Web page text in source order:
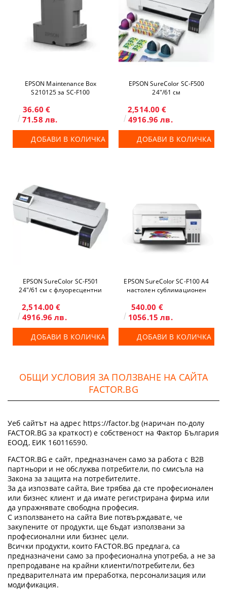
EPSON Maintenance Box
S210125 за SC-F100
36.60 €
71.58 лв.
ДОБАВИ В КОЛИЧКА
EPSON SureColor SC-F500
24"/61 см
2,514.00 €
4916.96 лв.
ДОБАВИ В КОЛИЧКА
EPSON SureColor SC-F501
24"/61 см с флуоресцентни
2,514.00 €
4916.96 лв.
ДОБАВИ В КОЛИЧКА
EPSON SureColor SC-F100 A4
настолен сублимационен
540.00 €
1056.15 лв.
ДОБАВИ В КОЛИЧКА
ОБЩИ УСЛОВИЯ ЗА ПОЛЗВАНЕ НА САЙТА
FACTOR.BG
Уеб сайтът на адрес https://factor.bg (наричан по-долу
FACTOR.BG за краткост) е собственост на Фактор България
ЕООД, ЕИК 160116590.
FACTOR.BG е сайт, предназначен само за работа с B2B
партньори и не обслужва потребители, по смисъла на
Закона за защита на потребителите.
За да изпозвате сайта, Вие трябва да сте професионален
или бизнес клиент и да имате регистрирана фирма или
да упражнявате свободна професия.
С използването на сайта Вие потвърждавате, че
закупените от продукти, ще бъдат използвани за
професионални или бизнес цели.
Всички продукти, които FACTOR.BG предлага, са
предназначени само за професионална употреба, а не за
препродаване на крайни клиенти/потребители, без
предварителната им преработка, персонализация или
модификация.